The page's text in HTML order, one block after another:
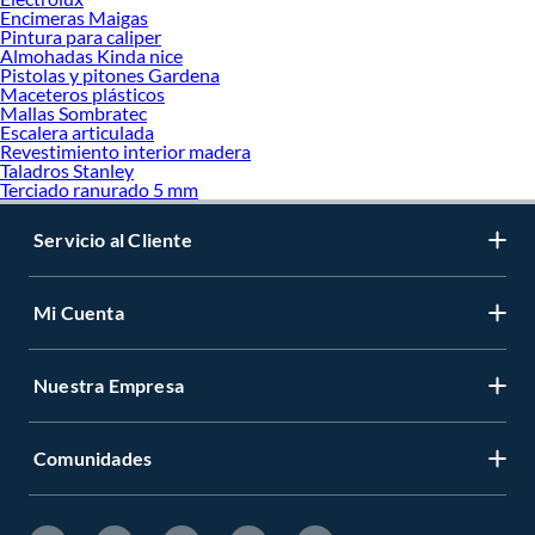
Encimeras Maigas
Pintura para caliper
Almohadas Kinda nice
Pistolas y pitones Gardena
Maceteros plásticos
Mallas Sombratec
Escalera articulada
Revestimiento interior madera
Taladros Stanley
Terciado ranurado 5 mm
Servicio al Cliente
Mi Cuenta
Nuestra Empresa
Comunidades